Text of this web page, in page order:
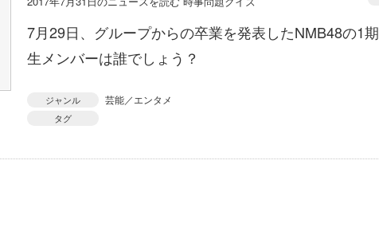
7月29日、グループからの卒業を発表したNMB48の1期
生メンバーは誰でしょう？
ジャンル 芸能／エンタメ
タグ